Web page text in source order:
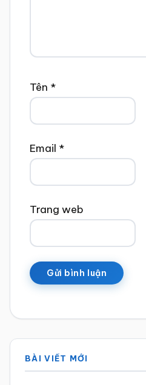
Tên *
Email *
Trang web
Sidebar
chính
BÀI VIẾT MỚI